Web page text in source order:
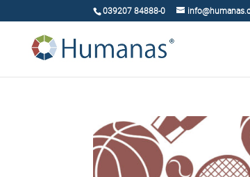
039207 84888-0